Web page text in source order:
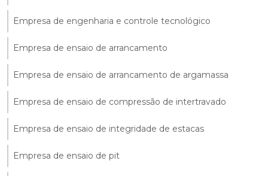
Empresa de engenharia e controle tecnológico
Empresa de ensaio de arrancamento
Empresa de ensaio de arrancamento de argamassa
Empresa de ensaio de compressão de intertravado
Empresa de ensaio de integridade de estacas
Empresa de ensaio de pit